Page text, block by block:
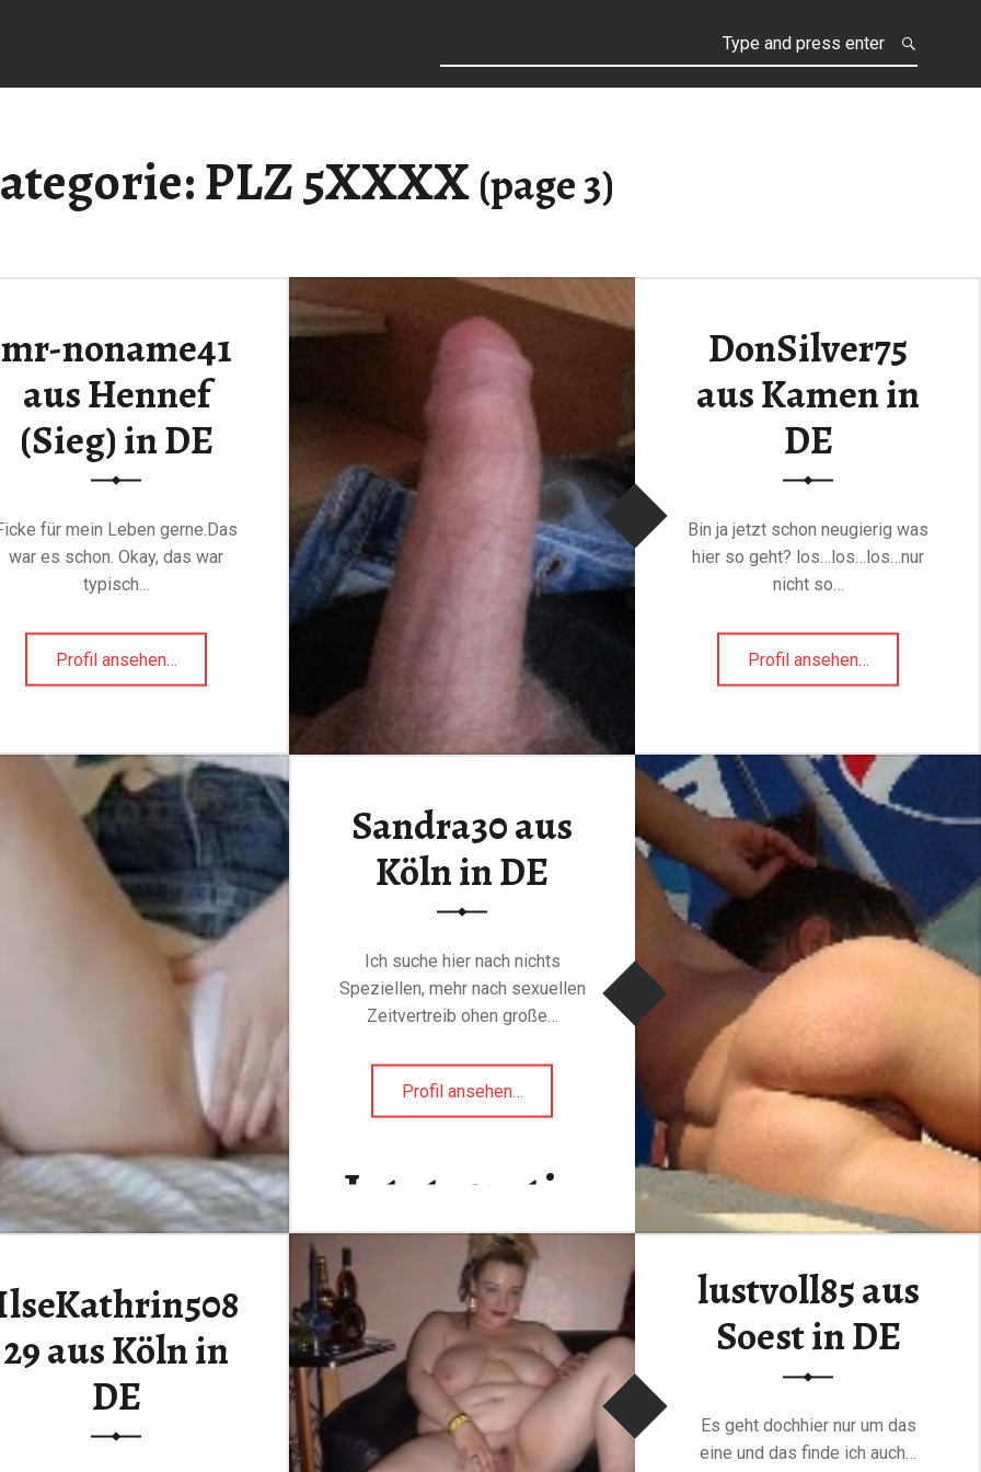
PLZ 5XXXX(page 3)
mr-noname41
aus Hennef
(Sieg) in DE
für mein Leben gerne.Das
war es schon. Okay, das war
typisch…
Profil ansehen"mr-
noname41
(Sieg)
in
DE"
…
gratis
Anmelden
DonSilver75
aus Kamen in
DE
Bin ja jetzt schon neugierig was
hier so geht? los…los…los…nur
nicht so…
Profil ansehen"DonSilver75
aus
DE"
…
Jetzt gratis
Anmelden
Sandra30 aus
Köln in DE
Ich suche hier nach nichts
Speziellen, mehr nach sexuellen
Zeitvertreib ohen große…
Profil ansehen"Sandra30
aus
…
Jetzt gratis
Anmelden
29 aus Köln in
DE
lustvoll85 aus
Soest in DE
Es geht dochhier nur um das
eine und das finde ich auch…